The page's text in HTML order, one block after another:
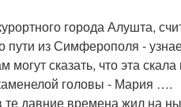
города Алушта,
пути из Симферополя -
сказать, что эта
головы - Мария ….
те давние времена жил на